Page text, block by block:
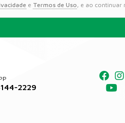
e Termos de Uso, e ao continuar
2229